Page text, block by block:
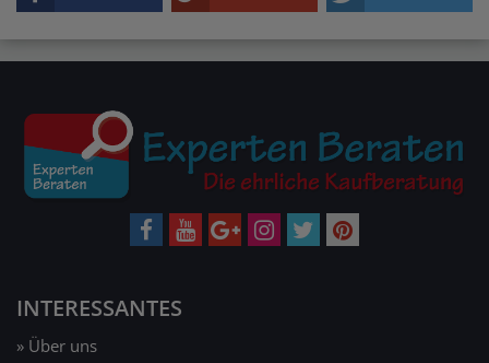
INTERESSANTES
» Über uns